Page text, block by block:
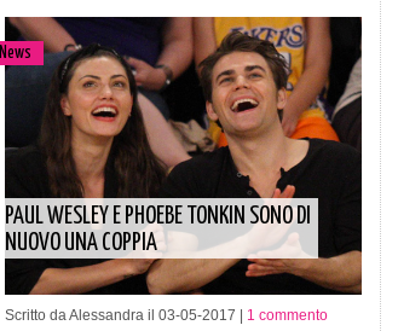
News
PAUL WESLEY E PHOEBE TONKIN SONO DI
NUOVO UNA COPPIA
Scritto da Alessandra il 03-05-2017 | 1 commento